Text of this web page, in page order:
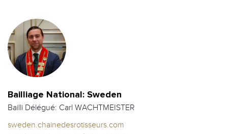
Bailliage National: Sweden
Bailli Délégué: Carl WACHTMEISTER
sweden.chainedesrotisseurs.com